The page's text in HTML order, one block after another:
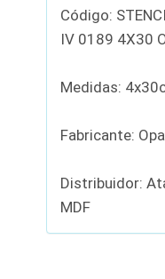
Código:
IV 0189 4X30
Medidas:
Fabricante:
Distribuidor:
MDF